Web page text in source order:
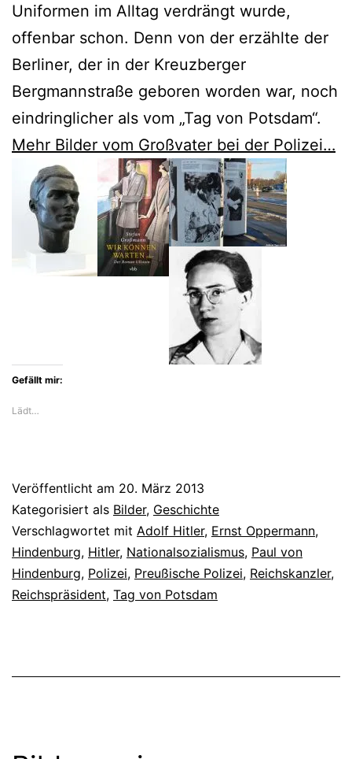
Uniformen im Alltag verdrängt wurde,
offenbar schon. Denn von der erzählte der
Berliner, der in der Kreuzberger
Bergmannstraße geboren worden war, noch
eindringlicher als vom „Tag von Potsdam“.
Mehr Bilder vom Großvater bei der Polizei…
Gefällt mir:
Lädt…
Veröffentlicht am 20. März 2013
Kategorisiert als Bilder, Geschichte
Verschlagwortet mit Adolf Hitler, Ernst Oppermann,
Hindenburg, Hitler, Nationalsozialismus, Paul von
Hindenburg, Polizei, Preußische Polizei, Reichskanzler,
Reichspräsident, Tag von Potsdam